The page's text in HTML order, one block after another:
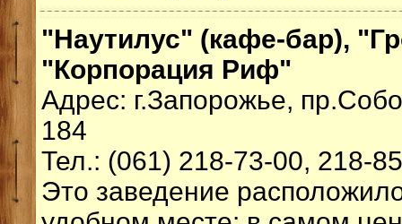
"Наутилус" (кафе-бар),
"Корпорация Риф"
Адрес: г.Запорожье,
184
Тел.: (061) 218-73-00, 218-
Это заведение